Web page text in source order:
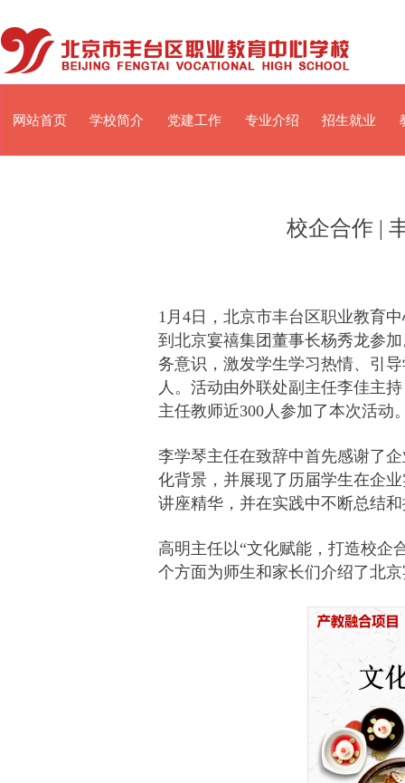
网站首页 学校简介 党建工作 专业介绍 招生就业
校企合作 |
1月4日，北京市丰台区职业教育
到北京宴禧集团董事长杨秀龙参
务意识，激发学生学习热情、引
人。活动由外联处副主任李佳主
主任教师近300人参加了本次活动
李学琴主任在致辞中首先感谢了
化背景，并展现了历届学生在企
讲座精华，并在实践中不断总结
高明主任以“文化赋能，打造校企
个方面为师生和家长们介绍了北